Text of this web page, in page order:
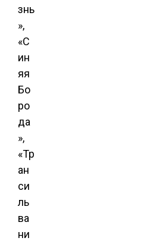
знь
»,
«С
ин
яя
Бо
ро
да
»,
«Тр
ан
си
ль
ва
ни